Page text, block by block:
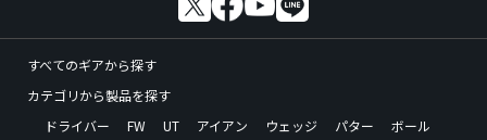
すべてのギアから探す
カテゴリから製品を探す
ドライバー
FW UT アイアン ウェッジ パター
ボール